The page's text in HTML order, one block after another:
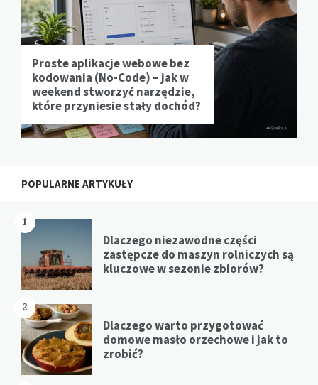
Proste aplikacje webowe bez
kodowania (No-Code) – jak w
weekend stworzyć narzędzie,
które przyniesie stały dochód?
POPULARNE ARTYKUŁY
1
Dlaczego niezawodne części
zastępcze do maszyn rolniczych są
kluczowe w sezonie zbiorów?
2
Dlaczego warto przygotować
domowe masło orzechowe i jak to
zrobić?